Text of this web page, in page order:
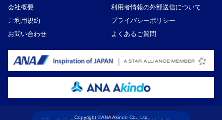
会社概要
利用者情報の外部送信について
ご利用規約
プライバシーポリシー
お問い合わせ
よくあるご質問
Copyright ©ANA Akindo Co., Ltd